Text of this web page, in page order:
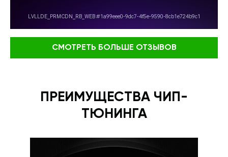
СМОТРЕТЬ БОЛЬШЕ ОТЗЫВОВ
ПРЕИМУЩЕСТВА ЧИП-
ТЮНИНГА